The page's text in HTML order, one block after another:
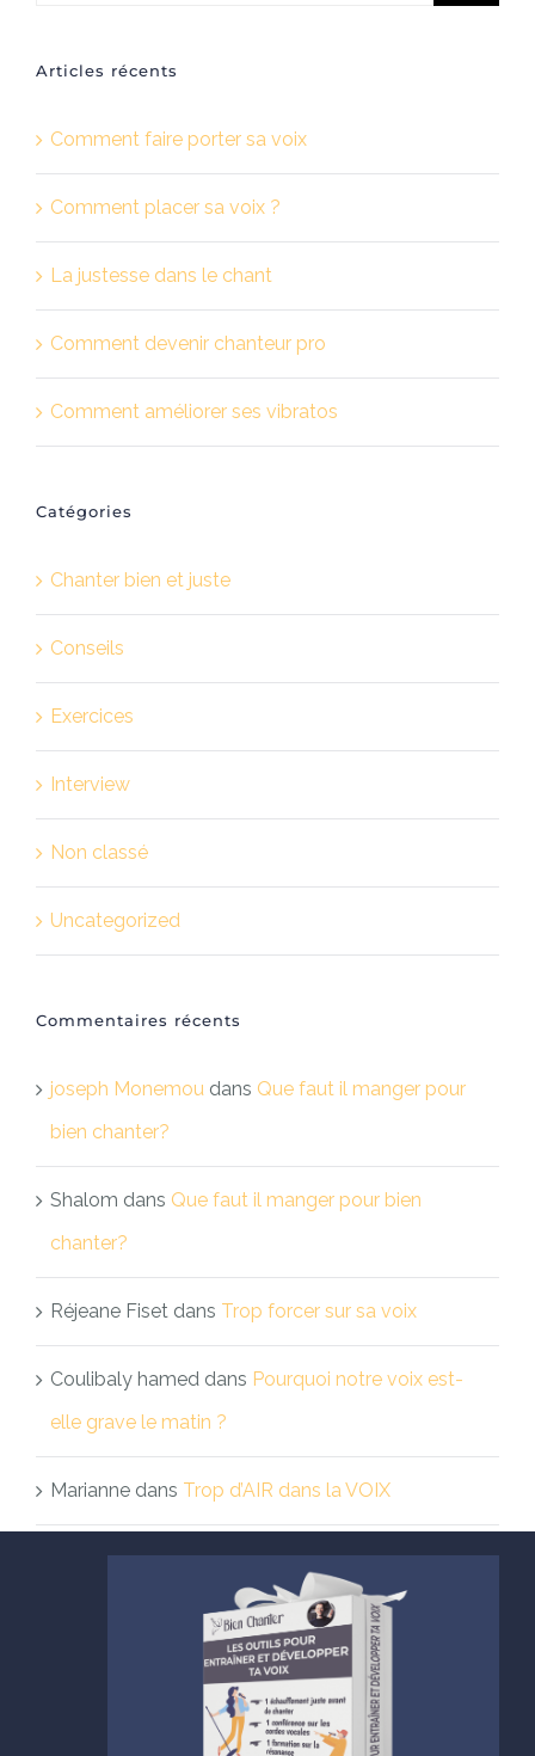
Articles récents
Comment faire porter sa voix
Comment placer sa voix ?
La justesse dans le chant
Comment devenir chanteur pro
Comment améliorer ses vibratos
Catégories
Chanter bien et juste
Conseils
Exercices
Interview
Non classé
Uncategorized
Commentaires récents
joseph Monemou dans Que faut il manger pour
bien chanter?
Shalom dans Que faut il manger pour bien
chanter?
Réjeane Fiset dans Trop forcer sur sa voix
Coulibaly hamed dans Pourquoi notre voix est-
elle grave le matin ?
Marianne dans Trop d’AIR dans la VOIX